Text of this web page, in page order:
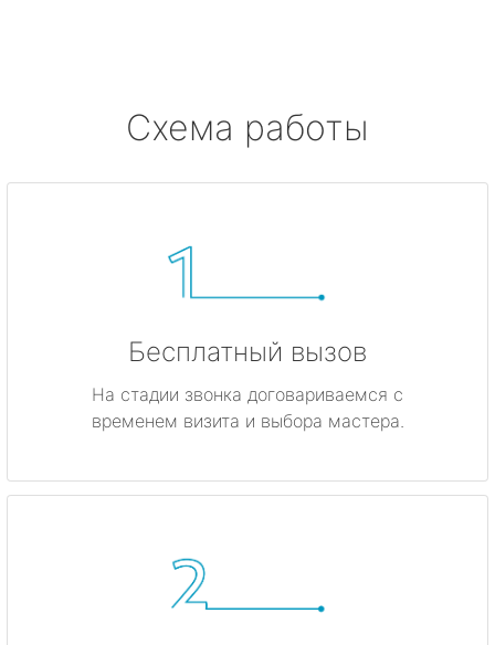
Схема работы
Бесплатный вызов
На стадии звонка договариваемся с
временем визита и выбора мастера.